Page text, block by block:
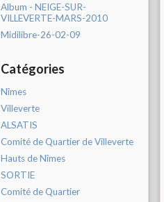
Album - NEIGE-SUR-
VILLEVERTE-MARS-2010
Midilibre-26-02-09
Catégories
Nîmes
Villeverte
ALSATIS
Comité de Quartier de Villeverte
Hauts de Nîmes
SORTIE
Comité de Quartier